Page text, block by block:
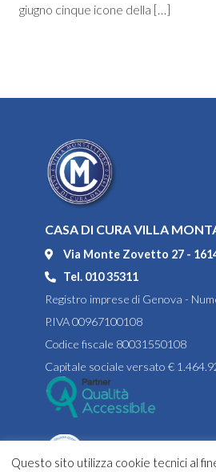
giugno cinque icone della […]
CASA DI CURA VILLA
Via Monte Zovetto 27 -
Tel. 010 35311
Registro imprese di Genova -
P.IVA 00967100108
Codice fiscale 80031550108
Capitale sociale versato €
Questo sito utilizza cookie tecnici al